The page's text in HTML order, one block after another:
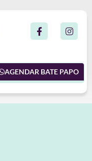
AGENDAR BATE PAPO